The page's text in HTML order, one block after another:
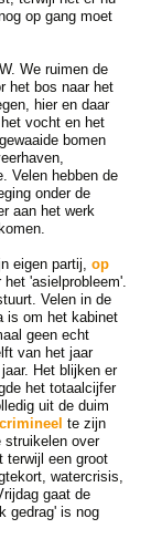
op gang moet
We ruimen de
het bos naar het
hier en daar
vocht en het
bomen
Velen hebben de
onder de
aan het werk
eigen partij, op
'asielprobleem'.
Velen in de
is om het kabinet
geen echt
van het jaar
Het blijken er
het totaalcijfer
uit de duim
te zijn
struikelen over
terwijl een groot
watercrisis,
gaat de
gedrag' is nog